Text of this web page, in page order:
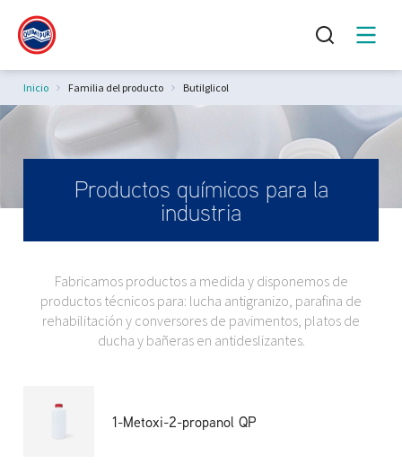
Estás aquí:
Inicio Familia del producto Butilglicol
Productos químicos para la
industria
Fabricamos productos a medida y disponemos de
productos técnicos para: lucha antigranizo, parafina de
rehabilitación y conversores de pavimentos, platos de
ducha y bañeras en antideslizantes.
1-Metoxi-2-propanol QP